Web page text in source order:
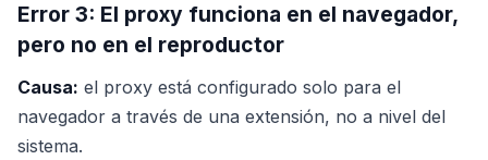
Error 3: El proxy funciona en el navegador,
pero no en el reproductor
Causa: el proxy está configurado solo para el
navegador a través de una extensión, no a nivel del
sistema.